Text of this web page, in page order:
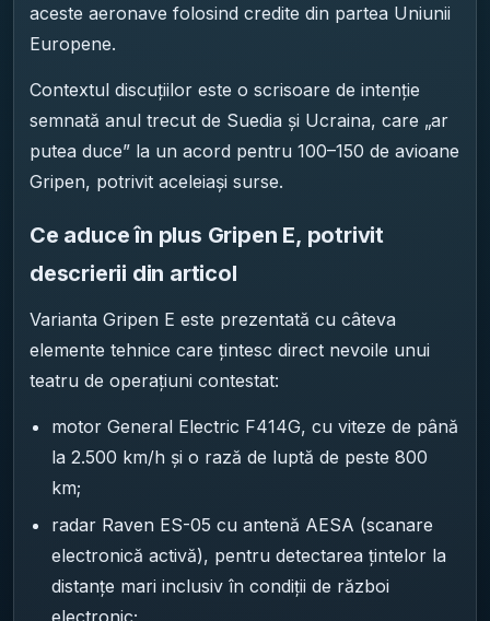
aceste aeronave folosind credite din partea Uniunii
Europene.
Contextul discuțiilor este o scrisoare de intenție
semnată anul trecut de Suedia și Ucraina, care „ar
putea duce” la un acord pentru 100–150 de avioane
Gripen, potrivit aceleiași surse.
Ce aduce în plus Gripen E, potrivit
descrierii din articol
Varianta Gripen E este prezentată cu câteva
elemente tehnice care țintesc direct nevoile unui
teatru de operațiuni contestat:
motor General Electric F414G, cu viteze de până
la 2.500 km/h și o rază de luptă de peste 800
km;
radar Raven ES-05 cu antenă AESA (scanare
electronică activă), pentru detectarea țintelor la
distanțe mari inclusiv în condiții de război
electronic;